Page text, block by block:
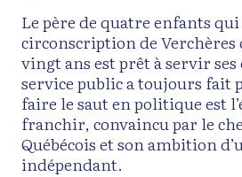
Le père de quatre enfants
circonscription de Verchères
vingt ans est prêt à servir
service public a toujours fait
faire le saut en politique est
franchir, convaincu par le
Québécois et son ambition
indépendant.